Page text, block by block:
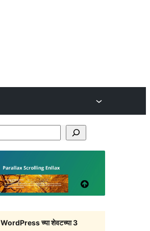
WordPress च्या शेवटच्या 3